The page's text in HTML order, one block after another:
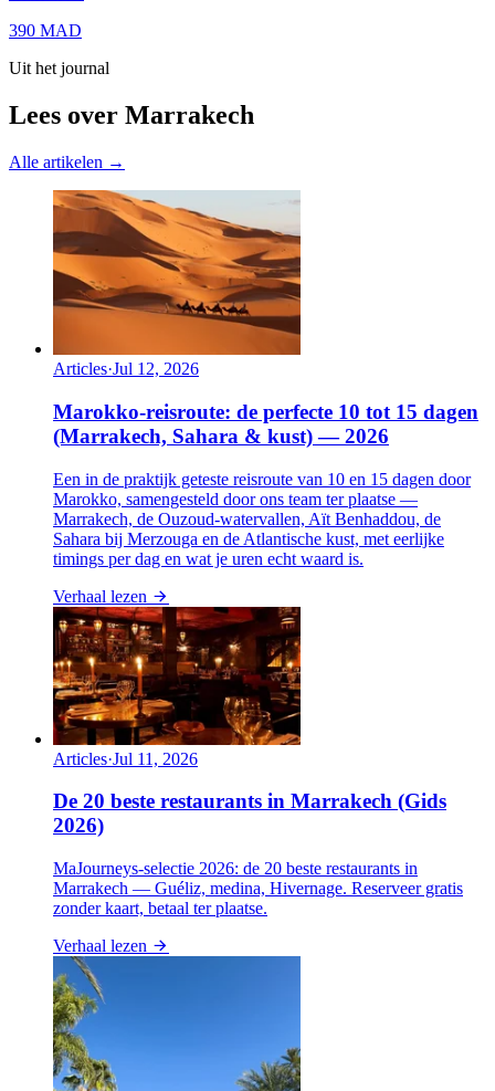
390 MAD
Uit het journal
Lees over Marrakech
Alle artikelen →
Articles·Jul 12, 2026
Marokko-reisroute: de perfecte 10 tot 15 dagen
(Marrakech, Sahara & kust) — 2026
Een in de praktijk geteste reisroute van 10 en 15 dagen door
Marokko, samengesteld door ons team ter plaatse —
Marrakech, de Ouzoud-watervallen, Aït Benhaddou, de
Sahara bij Merzouga en de Atlantische kust, met eerlijke
timings per dag en wat je uren echt waard is.
Verhaal lezen
Articles·Jul 11, 2026
De 20 beste restaurants in Marrakech (Gids
2026)
MaJourneys-selectie 2026: de 20 beste restaurants in
Marrakech — Guéliz, medina, Hivernage. Reserveer gratis
zonder kaart, betaal ter plaatse.
Verhaal lezen